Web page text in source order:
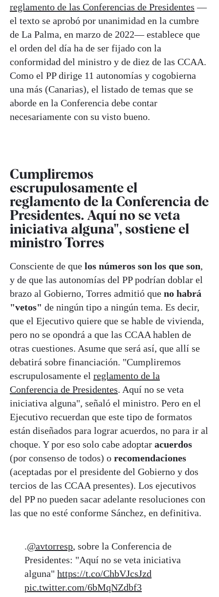
reglamento de las Conferencias de Presidentes —
el texto se aprobó por unanimidad en la cumbre
de La Palma, en marzo de 2022— establece que
el orden del día ha de ser fijado con la
conformidad del ministro y de diez de las CCAA.
Como el PP dirige 11 autonomías y cogobierna
una más (Canarias), el listado de temas que se
aborde en la Conferencia debe contar
necesariamente con su visto bueno.
Cumpliremos
escrupulosamente el
reglamento de la Conferencia de
Presidentes. Aquí no se veta
iniciativa alguna", sostiene el
ministro Torres
Consciente de que los números son los que son,
y de que las autonomías del PP podrían doblar el
brazo al Gobierno, Torres admitió que no habrá
"vetos" de ningún tipo a ningún tema. Es decir,
que el Ejecutivo quiere que se hable de vivienda,
pero no se opondrá a que las CCAA hablen de
otras cuestiones. Asume que será así, que allí se
debatirá sobre financiación. "Cumpliremos
escrupulosamente el reglamento de la
Conferencia de Presidentes. Aquí no se veta
iniciativa alguna", señaló el ministro. Pero en el
Ejecutivo recuerdan que este tipo de formatos
están diseñados para lograr acuerdos, no para ir al
choque. Y por eso solo cabe adoptar acuerdos
(por consenso de todos) o recomendaciones
(aceptadas por el presidente del Gobierno y dos
tercios de las CCAA presentes). Los ejecutivos
del PP no pueden sacar adelante resoluciones con
las que no esté conforme Sánchez, en definitiva.
.@avtorresp, sobre la Conferencia de
Presidentes: "Aquí no se veta iniciativa
alguna" https://t.co/ChbVJcsJzd
pic.twitter.com/6bMqNZdbf3